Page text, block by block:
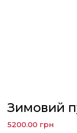
Зимовий
5200.00 грн